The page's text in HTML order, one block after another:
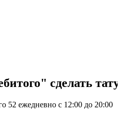
сделать
52 ежедневно с 12:00 до 20:00